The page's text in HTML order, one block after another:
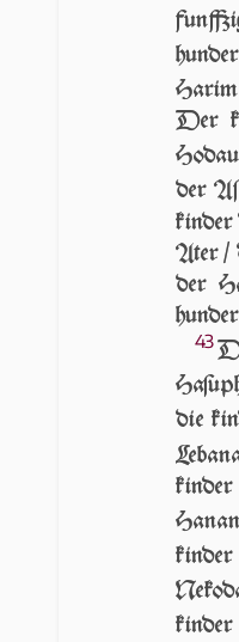
Der
der
Ater /
der
43
die